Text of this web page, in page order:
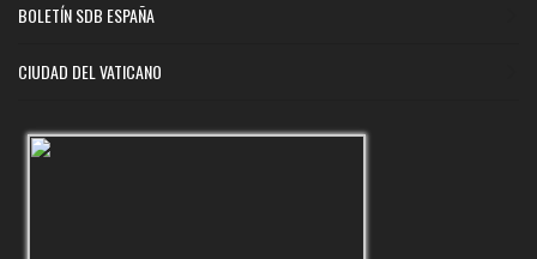
BOLETÍN SDB ESPAÑA
CIUDAD DEL VATICANO